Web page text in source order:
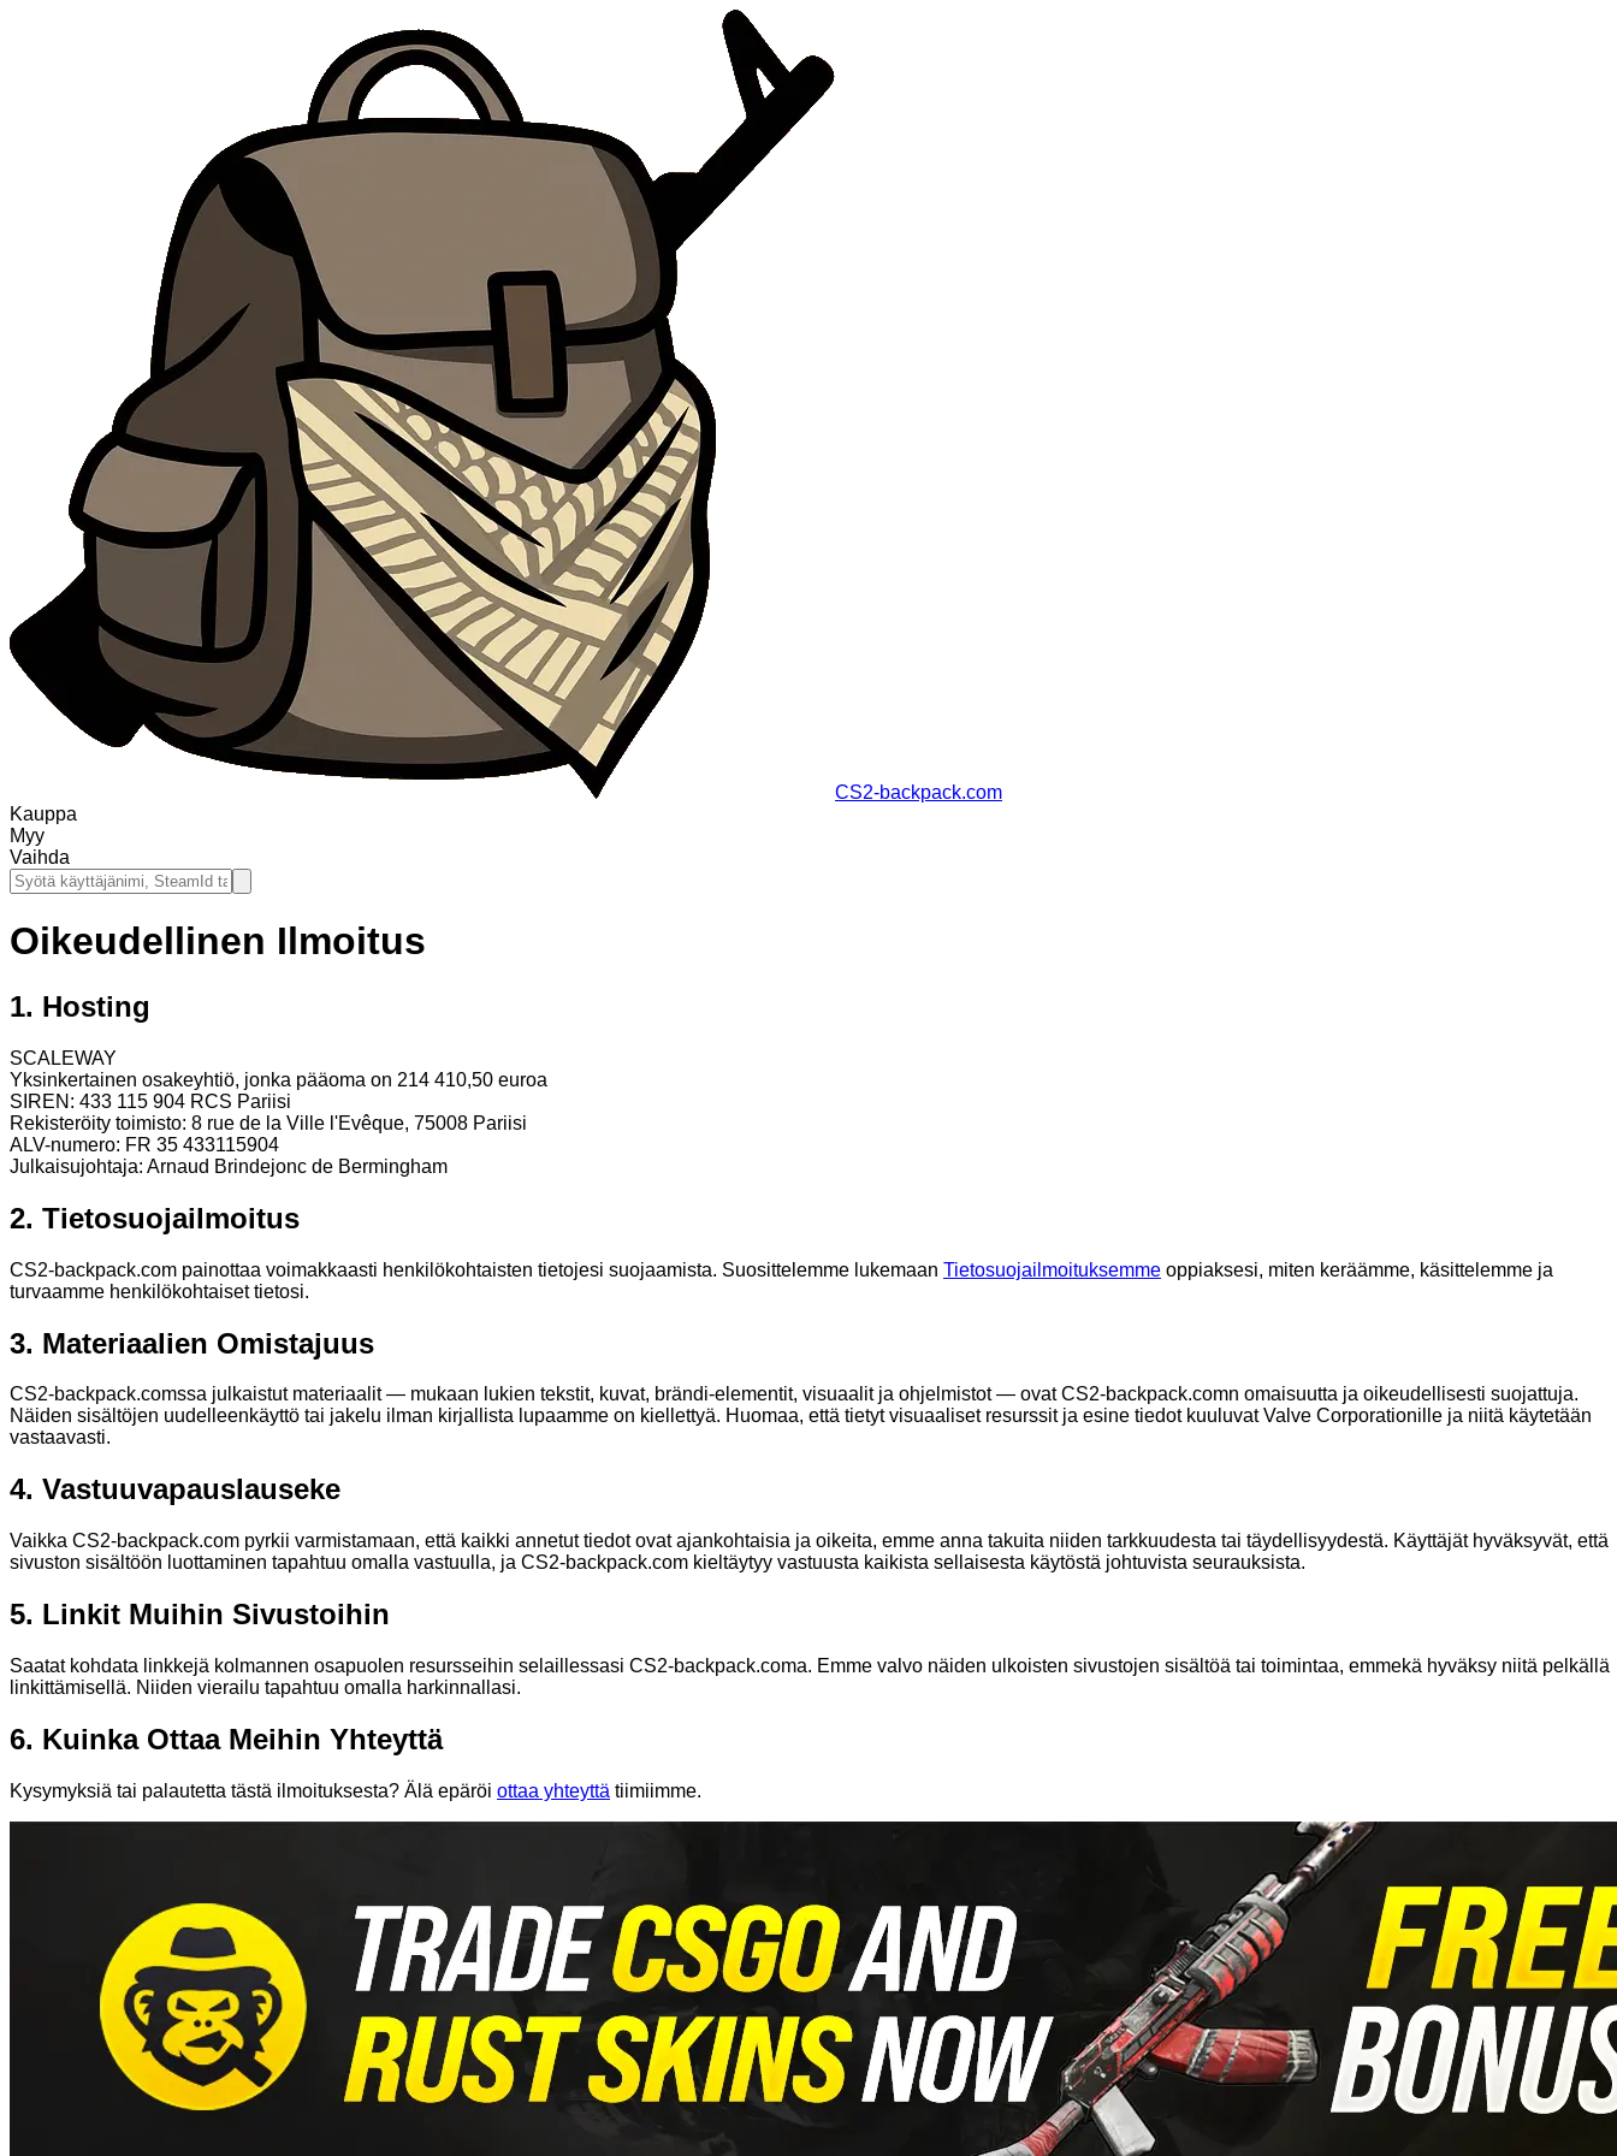
CS2-backpack.com
Kauppa
Myy
Vaihda
Oikeudellinen Ilmoitus
1. Hosting
SCALEWAY
Yksinkertainen osakeyhtiö, jonka pääoma on 214 410,50 euroa
SIREN: 433 115 904 RCS Pariisi
Rekisteröity toimisto: 8 rue de la Ville l'Evêque, 75008 Pariisi
ALV-numero: FR 35 433115904
Julkaisujohtaja: Arnaud Brindejonc de Bermingham
2. Tietosuojailmoitus
CS2-backpack.com painottaa voimakkaasti henkilökohtaisten tietojesi suojaamista. Suosittelemme lukemaan Tietosuojailmoituksemme oppiaksesi, miten keräämme, käsittelemme ja
turvaamme henkilökohtaiset tietosi.
3. Materiaalien Omistajuus
CS2-backpack.comssa julkaistut materiaalit — mukaan lukien tekstit, kuvat, brändi-elementit, visuaalit ja ohjelmistot — ovat CS2-backpack.comn omaisuutta ja oikeudellisesti suojattuja.
Näiden sisältöjen uudelleenkäyttö tai jakelu ilman kirjallista lupaamme on kiellettyä. Huomaa, että tietyt visuaaliset resurssit ja esine tiedot kuuluvat Valve Corporationille ja niitä käytetään
vastaavasti.
4. Vastuuvapauslauseke
Vaikka CS2-backpack.com pyrkii varmistamaan, että kaikki annetut tiedot ovat ajankohtaisia ja oikeita, emme anna takuita niiden tarkkuudesta tai täydellisyydestä. Käyttäjät hyväksyvät, että
sivuston sisältöön luottaminen tapahtuu omalla vastuulla, ja CS2-backpack.com kieltäytyy vastuusta kaikista sellaisesta käytöstä johtuvista seurauksista.
5. Linkit Muihin Sivustoihin
Saatat kohdata linkkejä kolmannen osapuolen resursseihin selaillessasi CS2-backpack.coma. Emme valvo näiden ulkoisten sivustojen sisältöä tai toimintaa, emmekä hyväksy niitä pelkällä
linkittämisellä. Niiden vierailu tapahtuu omalla harkinnallasi.
6. Kuinka Ottaa Meihin Yhteyttä
Kysymyksiä tai palautetta tästä ilmoituksesta? Älä epäröi ottaa yhteyttä tiimiimme.